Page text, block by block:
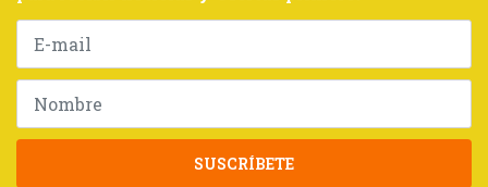
SUSCRÍBETE